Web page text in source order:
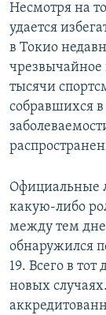
Несмотря на
удается
в Токио
чрезвычайное
тысячи
собравшихся
Официальные
какую-либо
между тем
обнаружился
19. Всего в
новых